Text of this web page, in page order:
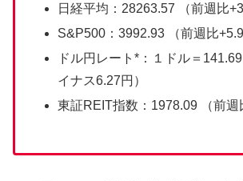
日経平均：28263.57 （前週比
S&P500：3992.93 （前週比
ドル円レート*：１ドル＝
イナス6.27円）
東証REIT指数：1978.09 （前週